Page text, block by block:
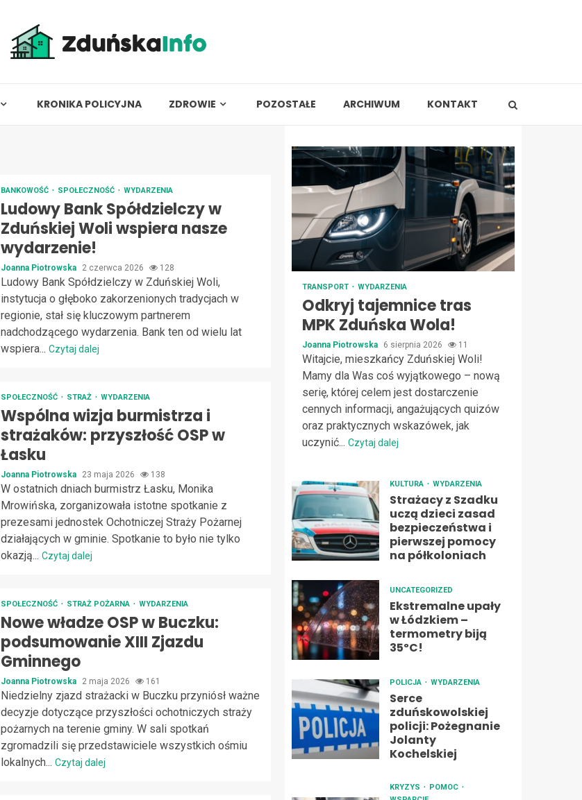
KRONIKA POLICYJNA ZDROWIE POZOSTAŁE ARCHIWUM KONTAKT
BANKOWOŚĆ SPOŁECZNOŚĆ WYDARZENIA
Ludowy Bank Spółdzielczy w
Zduńskiej Woli wspiera nasze
wydarzenie!
Joanna Piotrowska 2 czerwca 2026 128
Ludowy Bank Spółdzielczy w Zduńskiej Woli,
instytucja o głęboko zakorzenionych tradycjach w
regionie, stał się kluczowym partnerem
nadchodzącego wydarzenia. Bank ten od wielu lat
wspiera... Czytaj dalej
SPOŁECZNOŚĆ STRAŻ WYDARZENIA
Wspólna wizja burmistrza i
strażaków: przyszłość OSP w
Łasku
Joanna Piotrowska 23 maja 2026 138
W ostatnich dniach burmistrz Łasku, Monika
Mrowińska, zorganizowała istotne spotkanie z
prezesami jednostek Ochotniczej Straży Pożarnej
działających w gminie. Spotkanie to było nie tylko
okazją... Czytaj dalej
SPOŁECZNOŚĆ STRAŻ POŻARNA WYDARZENIA
Nowe władze OSP w Buczku:
podsumowanie XIII Zjazdu
Gminnego
Joanna Piotrowska 2 maja 2026 161
Niedzielny zjazd strażacki w Buczku przyniósł ważne
decyzje dotyczące przyszłości ochotniczych straży
pożarnych na terenie gminy. W sali spotkań
zgromadzili się przedstawiciele wszystkich ośmiu
lokalnych... Czytaj dalej
TRANSPORT WYDARZENIA
Odkryj tajemnice tras
MPK Zduńska Wola!
Joanna Piotrowska 6 sierpnia 2026 11
Witajcie, mieszkańcy Zduńskiej Woli!
Mamy dla Was coś wyjątkowego – nową
serię, której celem jest dostarczenie
cennych informacji, angażujących quizów
oraz praktycznych wskazówek, jak
uczynić... Czytaj dalej
KULTURA WYDARZENIA
Strażacy z Szadku
uczą dzieci zasad
bezpieczeństwa i
pierwszej pomocy
na półkoloniach
UNCATEGORIZED
Ekstremalne upały
w Łódzkiem –
termometry biją
35ºC!
POLICJA WYDARZENIA
Serce
zduńskowolskiej
policji: Pożegnanie
Jolanty
Kochelskiej
KRYZYS
POMOC